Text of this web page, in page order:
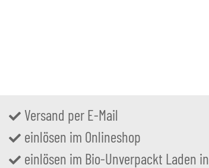
Versand per E-Mail
einlösen im Onlineshop
einlösen im Bio-Unverpackt Laden in